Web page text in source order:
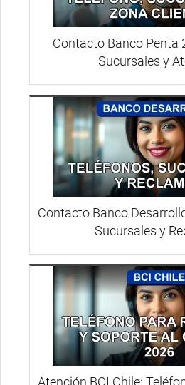
Contacto Banco Penta
Sucursales y
Contacto Banco
Sucursales y
Atención BCI Chile: